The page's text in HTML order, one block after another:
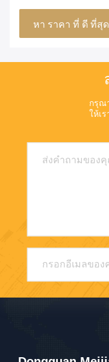
สิ่งเล็ก ๆ ฐาน MDF ที่เ
มิตรต่อสิ่งแวดล้อม
หา ราคา ที่ ดี ที่สุด
กรุณ
ให้เ